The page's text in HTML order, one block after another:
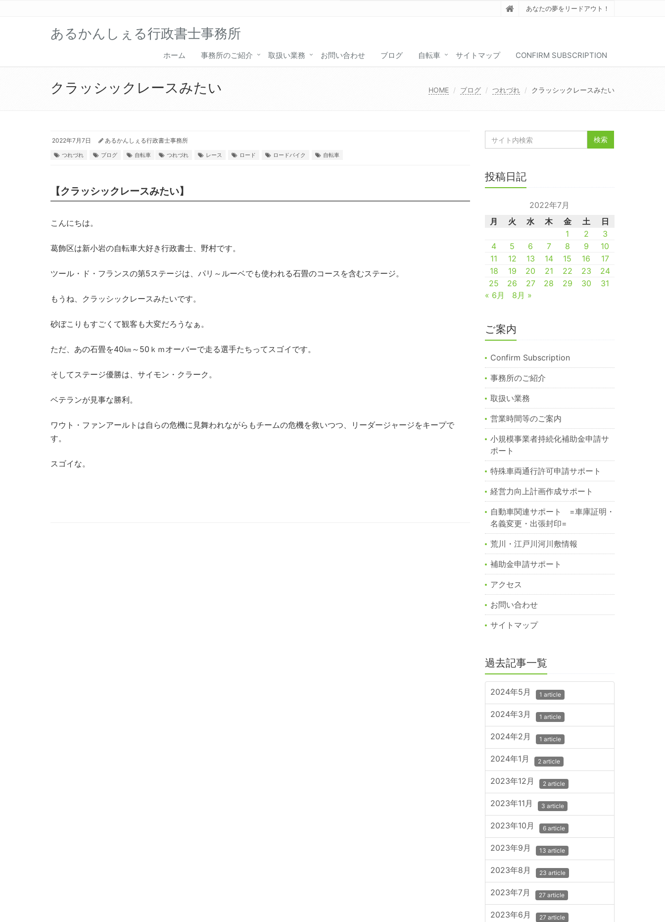
あなたの夢をリードアウト！
あるかんしぇる行政書士事務所
ホーム 事務所のご紹介 取扱い業務 お問い合わせ ブログ 自転車 サイトマップ CONFIRM SUBSCRIPTION
クラッシックレースみたい HOME ブログ つれづれ クラッシックレースみたい
2022年7月7日 あるかんしぇる行政書士事務所
つれづれ ブログ 自転車 つれづれ レース ロード ロードバイク 自転車
【クラッシックレースみたい】
こんにちは。
葛飾区は新小岩の自転車大好き行政書士、野村です。
ツール・ド・フランスの第5ステージは、パリ～ルーベでも使われる石畳のコースを含むステージ。
もうね、クラッシックレースみたいです。
砂ぼこりもすごくて観客も大変だろうなぁ。
ただ、あの石畳を40㎞～50ｋｍオーバーで走る選手たちってスゴイです。
そしてステージ優勝は、サイモン・クラーク。
ベテランが見事な勝利。
ワウト・ファンアールトは自らの危機に見舞われながらもチームの危機を救いつつ、リーダージャージをキープで
す。
スゴイな。
投稿日記
2022年7月
月
火 水 木 金 土
日
1
2
3
4
5 6 7 8 9
10
11
12 13 14 15 16
17
18
19 20 21 22 23
24
25
26 27 28 29 30
31
« 6月
8月 »
ご案内
Confirm Subscription
事務所のご紹介
取扱い業務
営業時間等のご案内
小規模事業者持続化補助金申請サ
ポート
特殊車両通行許可申請サポート
経営力向上計画作成サポート
自動車関連サポート =車庫証明・
名義変更・出張封印=
荒川・江戸川河川敷情報
補助金申請サポート
アクセス
お問い合わせ
サイトマップ
過去記事一覧
2024年5月 1 article
2024年3月 1 article
2024年2月 1 article
2024年1月 2 article
2023年12月 2 article
2023年11月 3 article
2023年10月 6 article
2023年9月 13 article
2023年8月 23 article
2023年7月 27 article
2023年6月 27 article